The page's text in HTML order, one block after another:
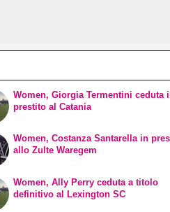
Women, Giorgia Termentini ceduta
prestito al Catania
Women, Costanza Santarella in
allo Zulte Waregem
Women, Ally Perry ceduta a titolo
definitivo al Lexington SC